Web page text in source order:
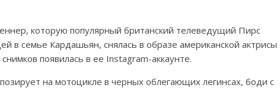
которую популярный британский телеведущий Пирс
в семье Кардашьян, снялась в образе американской актрисы
появилась в ее Instagram-аккаунте.
на мотоцикле в черных облегающих легинсах, боди с